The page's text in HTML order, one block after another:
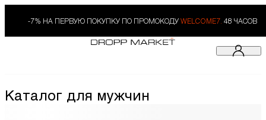
-7% НА ПЕРВУЮ ПОКУПКУ ПО ПРОМОКОДУ WELCOME7. 48 ЧАСОВ
Каталог для мужчин